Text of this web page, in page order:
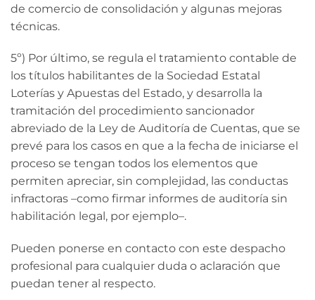
de comercio de consolidación y algunas mejoras
técnicas.
5º) Por último, se regula el tratamiento contable de
los títulos habilitantes de la Sociedad Estatal
Loterías y Apuestas del Estado, y desarrolla la
tramitación del procedimiento sancionador
abreviado de la Ley de Auditoría de Cuentas, que se
prevé para los casos en que a la fecha de iniciarse el
proceso se tengan todos los elementos que
permiten apreciar, sin complejidad, las conductas
infractoras –como firmar informes de auditoría sin
habilitación legal, por ejemplo–.
Pueden ponerse en contacto con este despacho
profesional para cualquier duda o aclaración que
puedan tener al respecto.